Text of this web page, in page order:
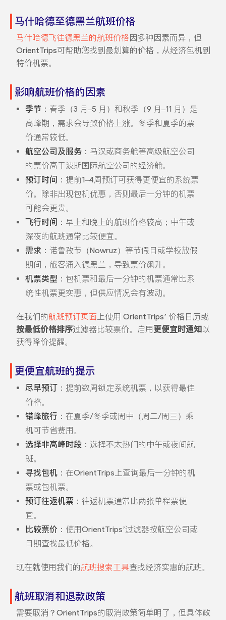
马什哈德至德黑兰航班价格
马什哈德飞往德黑兰的航班价格因多种因素而异，但
OrientTrips可帮助您找到最划算的价格，从经济包机到
特价机票。
影响航班价格的因素
季节 ：春季（3 月–5 月）和秋季（9 月–11 月）是
高峰期，需求会导致价格上涨。冬季和夏季的票
价通常较低。
航空公司及服务：马汉或商务舱等高级航空公司
的票价高于波斯国际航空公司的经济舱。
预订时间 ：提前1–4周预订可获得更便宜的系统票
价。除非出现包机优惠，否则最后一分钟的机票
可能会更贵。
飞行时间 ：早上和晚上的航班价格较高；中午或
深夜的航班通常比较便宜。
需求 ：诺鲁孜节（Nowruz）等节假日或学校放假
期间，旅客涌入德黑兰，导致票价飙升。
机票类型 ：包机票和最后一分钟的机票通常比系
统性机票更实惠，但供应情况会有波动。
在我们的航班预订页面 上使用 OrientTrips’ 价格日历或
按最低价格排序过滤器比较票价。启用更便宜时通知以
获得降价提醒。
更便宜航班的提示
尽早预订：提前数周锁定系统机票，以获得最佳
价格。
错峰旅行 ：在夏季/冬季或周中（周二/周三）乘
机可节省费用。
选择非高峰时段：选择不太热门的中午或夜间航
班。
寻找包机：在OrientTrips上查询最后一分钟的机
票或包机票。
预订往返机票：往返机票通常比两张单程票便
宜。
比较票价 ：使用OrientTrips’过滤器按航空公司或
日期查找最低价格。
现在就使用我们的航班搜索工具查找经济实惠的航班。
航班取消和退款政策
需要取消？OrientTrips的取消政策简单明了，但具体政